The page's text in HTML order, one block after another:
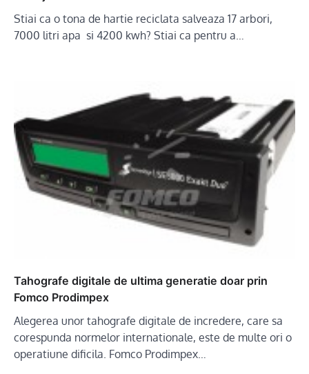
Stiai ca o tona de hartie reciclata salveaza 17 arbori,
7000 litri apa si 4200 kwh? Stiai ca pentru a…
Tahografe digitale de ultima generatie doar prin
Fomco Prodimpex
Alegerea unor tahografe digitale de incredere, care sa
corespunda normelor internationale, este de multe ori o
operatiune dificila. Fomco Prodimpex…